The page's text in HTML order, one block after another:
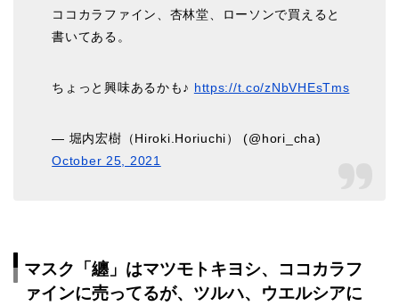
ココカラファイン、杏林堂、ローソンで買えると
書いてある。
ちょっと興味あるかも♪ https://t.co/zNbVHEsTms
— 堀内宏樹（Hiroki.Horiuchi） (@hori_cha)
October 25, 2021
マスク「纏」はマツモトキヨシ、ココカラフ
ァインに売ってるが、ツルハ、ウエルシアに